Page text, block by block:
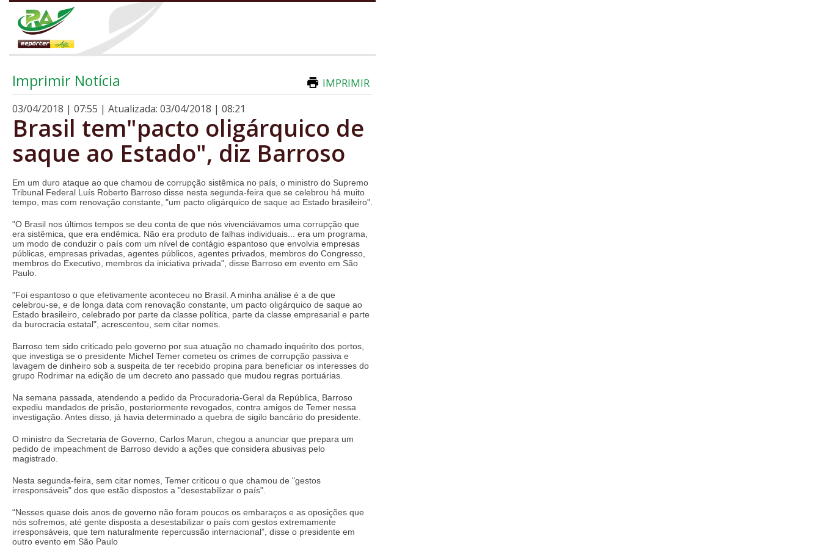
IMPRIMIR
Imprimir Notícia
03/04/2018 | 07:55 | Atualizada: 03/04/2018 | 08:21
Brasil tem"pacto oligárquico de
saque ao Estado", diz Barroso
Em um duro ataque ao que chamou de corrupção sistêmica no país, o ministro do Supremo
Tribunal Federal Luís Roberto Barroso disse nesta segunda-feira que se celebrou há muito
tempo, mas com renovação constante, "um pacto oligárquico de saque ao Estado brasileiro".
"O Brasil nos últimos tempos se deu conta de que nós vivenciávamos uma corrupção que
era sistêmica, que era endêmica. Não era produto de falhas individuais... era um programa,
um modo de conduzir o país com um nível de contágio espantoso que envolvia empresas
públicas, empresas privadas, agentes públicos, agentes privados, membros do Congresso,
membros do Executivo, membros da iniciativa privada", disse Barroso em evento em São
Paulo.
"Foi espantoso o que efetivamente aconteceu no Brasil. A minha análise é a de que
celebrou-se, e de longa data com renovação constante, um pacto oligárquico de saque ao
Estado brasileiro, celebrado por parte da classe política, parte da classe empresarial e parte
da burocracia estatal", acrescentou, sem citar nomes.
Barroso tem sido criticado pelo governo por sua atuação no chamado inquérito dos portos,
que investiga se o presidente Michel Temer cometeu os crimes de corrupção passiva e
lavagem de dinheiro sob a suspeita de ter recebido propina para beneficiar os interesses do
grupo Rodrimar na edição de um decreto ano passado que mudou regras portuárias.
Na semana passada, atendendo a pedido da Procuradoria-Geral da República, Barroso
expediu mandados de prisão, posteriormente revogados, contra amigos de Temer nessa
investigação. Antes disso, já havia determinado a quebra de sigilo bancário do presidente.
O ministro da Secretaria de Governo, Carlos Marun, chegou a anunciar que prepara um
pedido de impeachment de Barroso devido a ações que considera abusivas pelo
magistrado.
Nesta segunda-feira, sem citar nomes, Temer criticou o que chamou de "gestos
irresponsáveis" dos que estão dispostos a "desestabilizar o país".
“Nesses quase dois anos de governo não foram poucos os embaraços e as oposições que
nós sofremos, até gente disposta a desestabilizar o país com gestos extremamente
irresponsáveis, que tem naturalmente repercussão internacional”, disse o presidente em
outro evento em São Paulo